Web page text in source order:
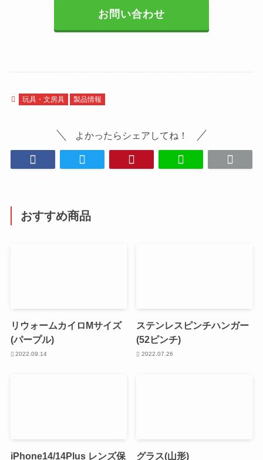
お問い合わせ
玩具・文房具 製品情報
よかったらシェアしてね！
おすすめ商品
リウォームカイロMサイズ
(パープル)
2022.09.14
ステンレスピンチハンガー
(52ピンチ)
2022.07.26
iPhone14/14Plus レンズ保 グラス(山形)